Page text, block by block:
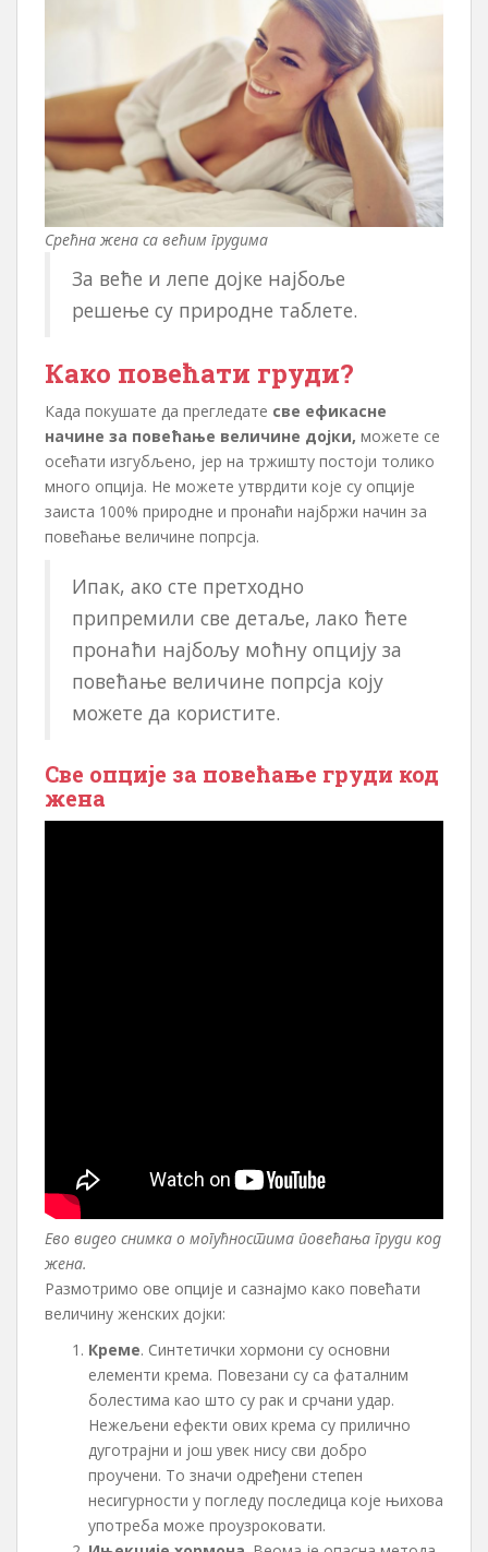
Срећна жена са већим грудима
За веће и лепе дојке најбоље
решење су природне таблете.
Како повећати груди?
Када покушате да прегледате све ефикасне
начине за повећање величине дојки, можете се
осећати изгубљено, јер на тржишту постоји толико
много опција. Не можете утврдити које су опције
заиста 100% природне и пронаћи најбржи начин за
повећање величине попрсја.
Ипак, ако сте претходно
припремили све детаље, лако ћете
пронаћи најбољу моћну опцију за
повећање величине попрсја коју
можете да користите.
Све опције за повећање груди код
жена
Ево видео снимка о могућностима повећања груди код
жена.
Размотримо ове опције и сазнајмо како повећати
величину женских дојки:
Креме. Синтетички хормони су основни
елементи крема. Повезани су са фаталним
болестима као што су рак и срчани удар.
Нежељени ефекти ових крема су прилично
дуготрајни и још увек нису сви добро
проучени. То значи одређени степен
несигурности у погледу последица које њихова
употреба може проузроковати.